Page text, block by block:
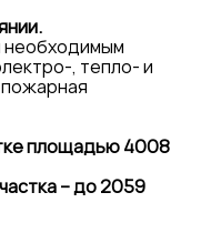
необходимым
, тепло- и
площадью 4008
– до 2059